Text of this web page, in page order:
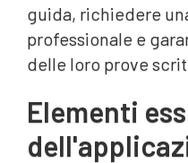
guida, richiedere
professionale e
delle loro prove
Elementi